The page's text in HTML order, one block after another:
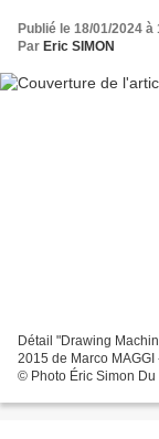
Publié le 18/01/2024 à
Par Eric SIMON
Détail "Drawing
2015 de Marco
© Photo Éric Simon